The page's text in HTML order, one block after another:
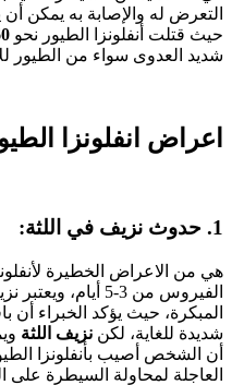
التعرض له والإصابة به يمكن
حيث قتلت أنفلونزا الطيور نحو
شديد العدوى سواء من الطيور
اعراض انفلونزا
1. حدوث نزيف في اللثة:
هي من الاعراض الخطيرة
الفيروس من 3-5
المبكرة، حيث يؤكد الخبراء أن
شديدة للغاية، لكن نزيف اللثة
أن الشخص أصيب بأنفلونزا
العاجلة لمحاولة السيطرة